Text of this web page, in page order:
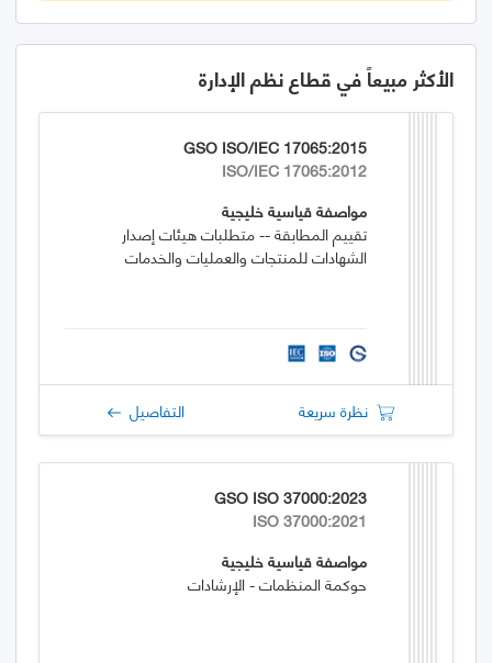
الأكثر مبيعاً في قطاع نظم الإدارة
GSO ISO/IEC 17065:2015
ISO/IEC 17065:2012
مواصفة قياسية خليجية
تقييم المطابقة -- متطلبات هيئات إصدار
الشهادات للمنتجات والعمليات والخدمات
نظرة سريعة التفاصيل
GSO ISO 37000:2023
ISO 37000:2021
مواصفة قياسية خليجية
حوكمة المنظمات - الإرشادات